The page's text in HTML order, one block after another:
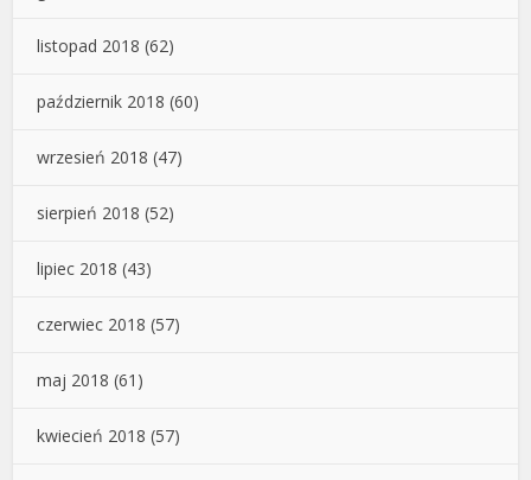
listopad 2018 (62)
październik 2018 (60)
wrzesień 2018 (47)
sierpień 2018 (52)
lipiec 2018 (43)
czerwiec 2018 (57)
maj 2018 (61)
kwiecień 2018 (57)